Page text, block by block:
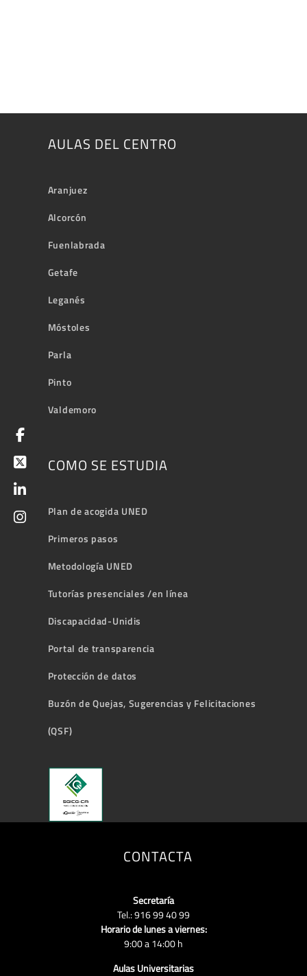
AULAS DEL CENTRO
Aranjuez
Alcorcón
Fuenlabrada
Getafe
Leganés
Móstoles
Parla
Pinto
Valdemoro
COMO SE ESTUDIA
Plan de acogida UNED
Primeros pasos
Metodología UNED
Tutorías presenciales /en línea
Discapacidad-Unidis
Portal de transparencia
Protección de datos
Buzón de Quejas, Sugerencias y Felicitaciones
(QSF)
CONTACTA
Secretaría
Tel.: 916 99 40 99
Horario de lunes a viernes:
9:00 a 14:00 h
Aulas Universitarias